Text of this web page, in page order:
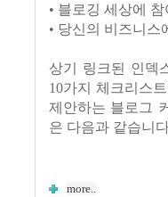
• 블로깅 세상에
• 당신의 비즈니
상기 링크된 인덱
10가지 체크리스
제안하는 블로그
은 다음과 같습니
more..